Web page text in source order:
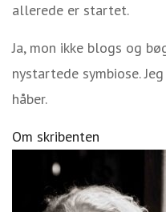
allerede er startet.
Ja, mon ikke blogs og
nystartede symbiose.
håber.
Om skribenten